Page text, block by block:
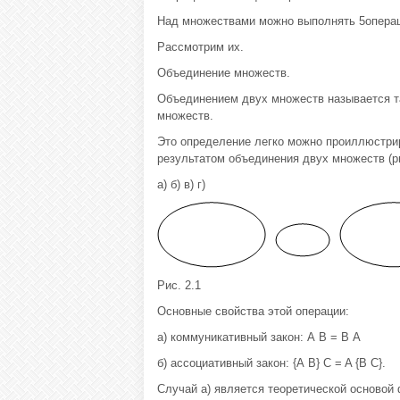
Над множествами можно выполнять
Рассмотрим их.
Объединение множеств.
Объединением двух множеств называется
множеств.
Это определение легко можно
результатом объединения двух множеств
а) б) в) г)
Рис. 2.1
Основные свойства этой операции:
а) коммуникативный закон: А В = В А
б) ассоциативный закон: {А В} C = A {B C}.
Случай а) является теоретической